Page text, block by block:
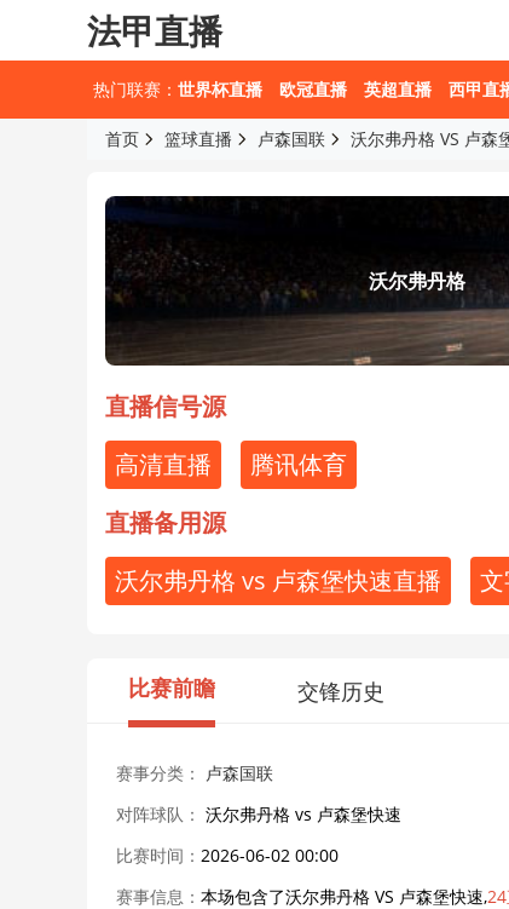
法甲直播
热门联赛： 世界杯直播 欧冠直播 英超直播 西甲直
首页 篮球直播 卢森国联 沃尔弗丹格 VS 卢森
沃尔弗丹格
直播信号源
高清直播
腾讯体育
直播备用源
沃尔弗丹格 vs 卢森堡快速直播
比赛前瞻 交锋历史
赛事分类：
卢森国联
对阵球队： 沃尔弗丹格 vs 卢森堡快速
比赛时间： 2026-06-02 00:00
赛事信息： 本场包含了沃尔弗丹格 VS 卢森堡快速,